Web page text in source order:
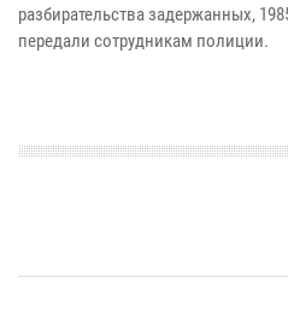
разбирательства задержанных,
передали сотрудникам полиции.